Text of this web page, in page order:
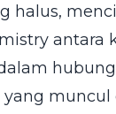
halus,
antara